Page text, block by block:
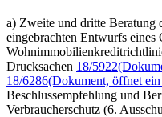
a) Zweite und dritte Beratung
eingebrachten Entwurfs eines
Drucksachen 18/5922
18/6286(Dokument, öffnet ein
Beschlussempfehlung und
Verbraucherschutz (6.